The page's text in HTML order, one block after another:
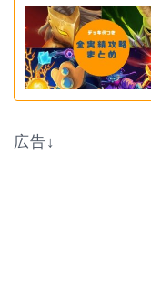
広告↓